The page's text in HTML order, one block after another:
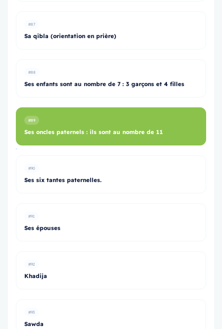
#87
Sa qibla (orientation en prière)
#88
Ses enfants sont au nombre de 7 : 3 garçons et 4 filles
#89
Ses oncles paternels : ils sont au nombre de 11
#90
Ses six tantes paternelles.
#91
Ses épouses
#92
Khadija
#93
Sawda